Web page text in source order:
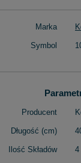
Marka
Symbol
Producent
Długość (cm)
Ilość Składów 4